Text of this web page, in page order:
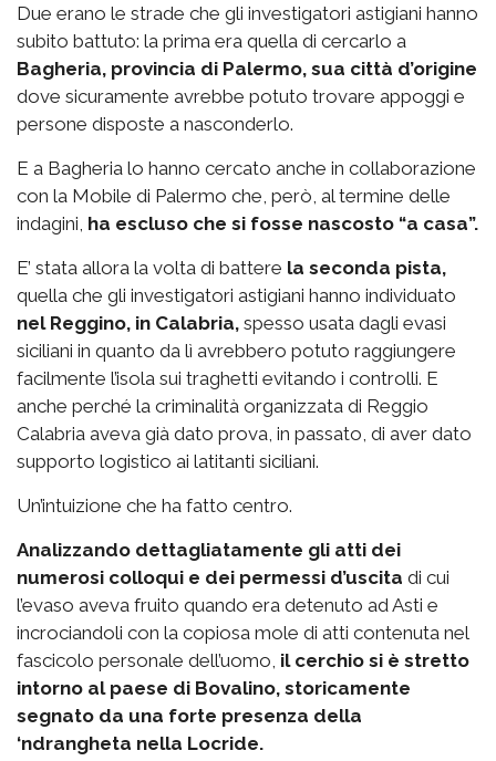
Due erano le strade che gli investigatori astigiani hanno
subito battuto: la prima era quella di cercarlo a
Bagheria, provincia di Palermo, sua città d’origine
dove sicuramente avrebbe potuto trovare appoggi e
persone disposte a nasconderlo.
E a Bagheria lo hanno cercato anche in collaborazione
con la Mobile di Palermo che, però, al termine delle
indagini, ha escluso che si fosse nascosto “a casa”.
E’ stata allora la volta di battere la seconda pista,
quella che gli investigatori astigiani hanno individuato
nel Reggino, in Calabria, spesso usata dagli evasi
siciliani in quanto da lì avrebbero potuto raggiungere
facilmente l’isola sui traghetti evitando i controlli. E
anche perché la criminalità organizzata di Reggio
Calabria aveva già dato prova, in passato, di aver dato
supporto logistico ai latitanti siciliani.
Un’intuizione che ha fatto centro.
Analizzando dettagliatamente gli atti dei
numerosi colloqui e dei permessi d’uscita di cui
l’evaso aveva fruito quando era detenuto ad Asti e
incrociandoli con la copiosa mole di atti contenuta nel
fascicolo personale dell’uomo, il cerchio si è stretto
intorno al paese di Bovalino, storicamente
segnato da una forte presenza della
‘ndrangheta nella Locride.